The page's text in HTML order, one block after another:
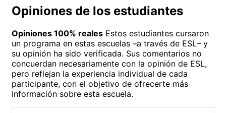
Opiniones de los estudiantes
Opiniones 100% reales Estos estudiantes cursaron
un programa en estas escuelas –a través de ESL– y
su opinión ha sido verificada. Sus comentarios no
concuerdan necesariamente con la opinión de ESL,
pero reflejan la experiencia individual de cada
participante, con el objetivo de ofrecerte más
información sobre esta escuela.